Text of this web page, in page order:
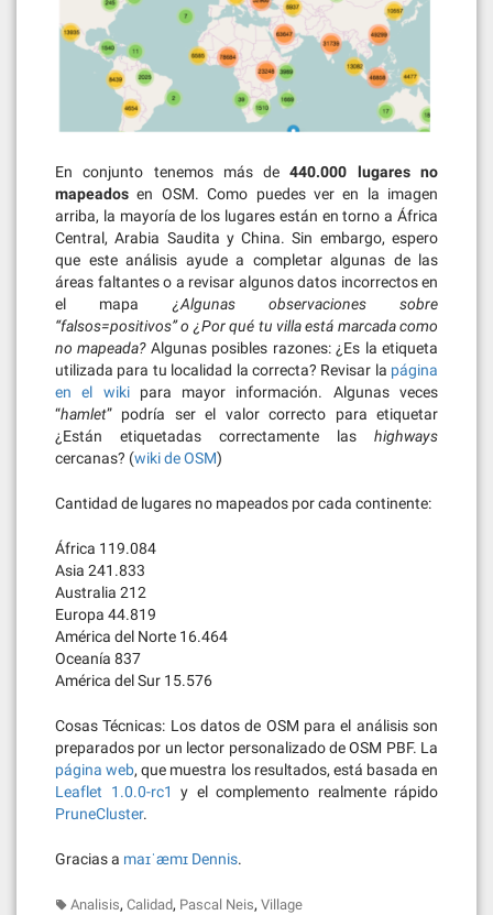
En conjunto tenemos más de440.000 lugares no
mapeados en OSM. Como puedes ver en la imagen
arriba, la mayoría de los lugares están en torno a África
Central, Arabia Saudita y China. Sin embargo, espero
que este análisis ayude a completar algunas de las
áreas faltantes o a revisar algunos datos incorrectos en
el mapa ¿Algunas observaciones sobre
“falsos=positivos” o ¿Por qué tu villa está marcada como
no mapeada?Algunas posibles razones: ¿Es la etiqueta
utilizada para tu localidad la correcta? Revisar la página
en el wikipara mayor información. Algunas veces
“hamlet” podría ser el valor correcto para etiquetar
¿Están etiquetadas correctamente las highways
cercanas? (wiki de OSM)
Cantidad de lugares no mapeados por cada continente:
África 119.084
Asia 241.833
Australia 212
Europa 44.819
América del Norte 16.464
Oceanía 837
América del Sur 15.576
Cosas Técnicas: Los datos de OSM para el análisis son
preparados por un lector personalizado de OSM PBF. La
página web, que muestra los resultados, está basada en
Leaflet 1.0.0-rc1
y el complemento realmente rápido
PruneCluster.
Gracias a maɪˈæmɪ Dennis.
Analisis, Calidad, Pascal Neis, Village